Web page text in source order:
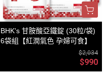
BHK's 甘胺酸亞鐵錠 (30粒/袋)
6袋組【紅潤氣色 孕婦可食】
$2,034
$990